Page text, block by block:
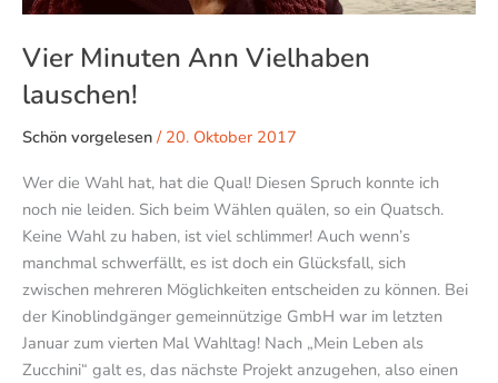
Vier Minuten Ann Vielhaben
lauschen!
Schön vorgelesen / 20. Oktober 2017
Wer die Wahl hat, hat die Qual! Diesen Spruch konnte ich
noch nie leiden. Sich beim Wählen quälen, so ein Quatsch.
Keine Wahl zu haben, ist viel schlimmer! Auch wenn’s
manchmal schwerfällt, es ist doch ein Glücksfall, sich
zwischen mehreren Möglichkeiten entscheiden zu können. Bei
der Kinoblindgänger gemeinnützige GmbH war im letzten
Januar zum vierten Mal Wahltag! Nach „Mein Leben als
Zucchini“ galt es, das nächste Projekt anzugehen, also einen